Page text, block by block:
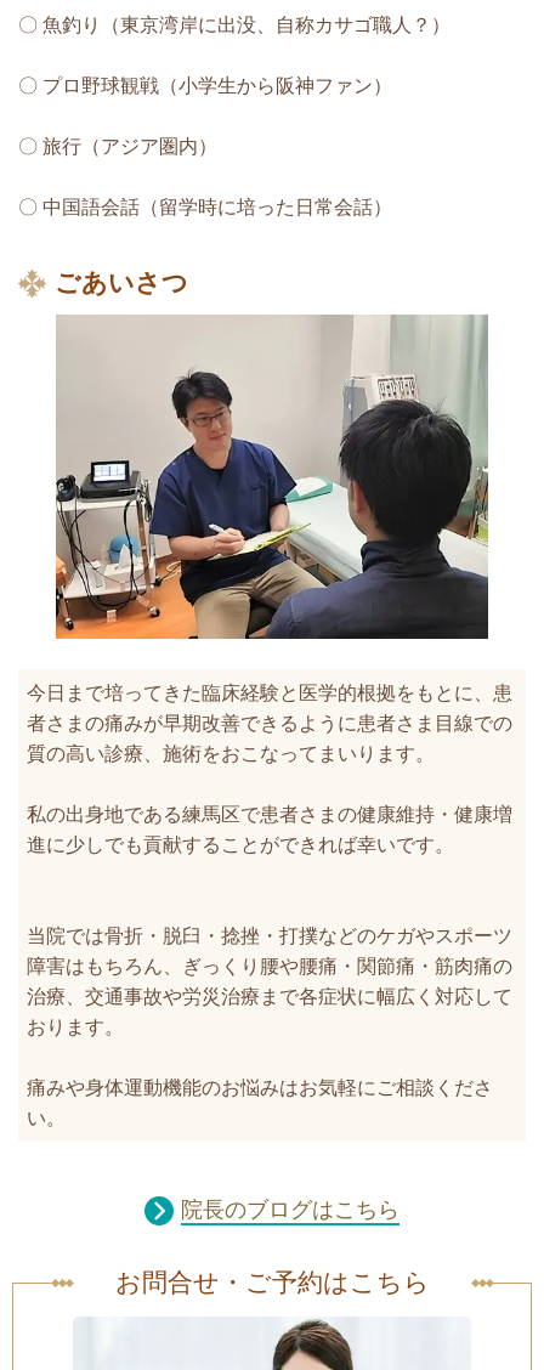
〇 魚釣り（東京湾岸に出没、自称カサゴ職人？）
〇 プロ野球観戦（小学生から阪神ファン）
〇 旅行（アジア圏内）
〇 中国語会話（留学時に培った日常会話）
ごあいさつ
今日まで培ってきた臨床経験と医学的根拠をもとに、患
者さまの痛みが早期改善できるように患者さま目線での
質の高い診療、施術をおこなってまいります。
私の出身地である練馬区で患者さまの健康維持・健康増
進に少しでも貢献することができれば幸いです。
当院では骨折・脱臼・捻挫・打撲などのケガやスポーツ
障害はもちろん、ぎっくり腰や腰痛・関節痛・筋肉痛の
治療、交通事故や労災治療まで各症状に幅広く対応して
おります。
痛みや身体運動機能のお悩みはお気軽にご相談くださ
い。
院長のブログはこちら
お問合せ・ご予約はこちら